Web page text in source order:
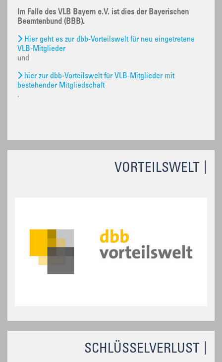
VORTEILSWELT
SCHLÜSSELVERLUST
Im Falle des VLB Bayern e.V. ist dies der Bayerischen
Beamtenbund (BBB).
Hier geht es zur dbb-Vorteilswelt für neu eingetretene
VLB-Mitglieder
und
hier zur dbb-Vorteilswelt für VLB-Mitglieder mit
bestehender Mitgliedschaft
.